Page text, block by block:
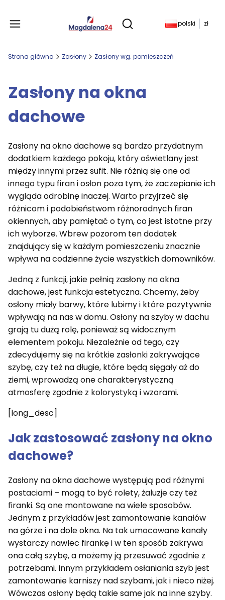
Otwórz wyszukiwarkę
Produkty w
polski zł
Strona główna Zasłony Zasłony wg. pomieszczeń
Zasłony na okna
dachowe
Zasłony na okno dachowe są bardzo przydatnym
dodatkiem każdego pokoju, który oświetlany jest
między innymi przez sufit. Nie różnią się one od
innego typu firan i osłon poza tym, że zaczepianie ich
wygląda odrobinę inaczej. Warto przyjrzeć się
różnicom i podobieństwom różnorodnych firan
okiennych, aby pamiętać o tym, co jest istotne przy
ich wyborze. Wbrew pozorom ten dodatek
znajdujący się w każdym pomieszczeniu znacznie
wpływa na codzienne życie wszystkich domowników.
Jedną z funkcji, jakie pełnią zasłony na okna
dachowe, jest funkcja estetyczna. Chcemy, żeby
osłony miały barwy, które lubimy i które pozytywnie
wpływają na nas w domu. Osłony na szyby w dachu
grają tu dużą rolę, ponieważ są widocznym
elementem pokoju. Niezależnie od tego, czy
zdecydujemy się na krótkie zasłonki zakrywające
szybę, czy też na długie, które będą sięgały aż do
ziemi, wprowadzą one charakterystyczną
atmosferę zgodnie z kolorystyką i wzorami.
[long_desc]
Jak zastosować zasłony na okno
dachowe?
Zasłony na okna dachowe występują pod różnymi
postaciami – mogą to być rolety, żaluzje czy też
firanki. Są one montowane na wiele sposobów.
Jednym z przykładów jest zamontowanie kanałów
na górze i na dole okna. Na tak umocowane kanały
wystarczy nawlec firankę i w ten sposób zakrywa
ona całą szybę, a możemy ją przesuwać zgodnie z
potrzebami. Innym przykładem osłaniania szyb jest
zamontowanie karniszy nad szybami, jak i nieco niżej.
Wówczas osłony będą takie same jak na inne szyby.